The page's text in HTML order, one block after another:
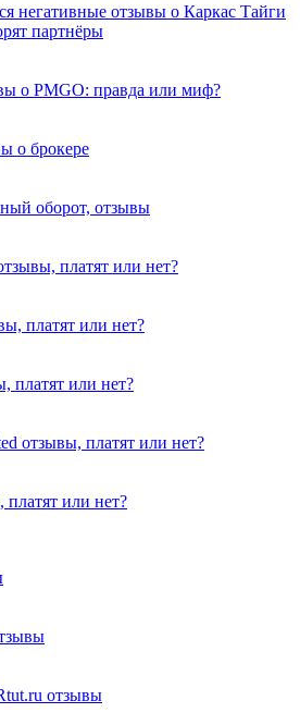
негативные отзывы о Каркас Тайги
партнёры
о PMGO: правда или миф?
о брокере
оборот, отзывы
платят или нет?
платят или нет?
платят или нет?
отзывы, платят или нет?
или нет?
отзывы